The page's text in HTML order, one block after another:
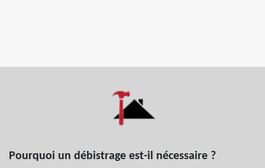
Pourquoi un débistrage est-il nécessaire ?